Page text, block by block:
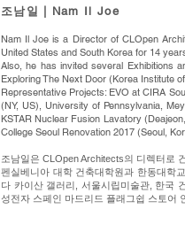
조남일 | Nam Il Joe
Nam Il Joe is a Director of CLOpen
United States and South Korea for 14
Also, he has invited several Exhibitions
Exploring The Next Door (Korea Institute
Representative Projects: EVO at CIRA
(NY, US), University of Pennsylvania,
KSTAR Nuclear Fusion Lavatory
College Seoul Renovation 2017 (Seoul,
조남일은 CLOpen Architects의 디렉터로
펜실베니아 대학 건축대학원과 한동대학
다 카이산 갤러리, 서울시립미술관, 한국
성전자 스페인 마드리드 플래그쉽 스토어